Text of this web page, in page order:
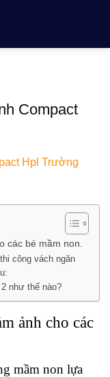
Compact
các bé mầm non.
công vách ngăn
như thế nào?
ảnh cho các
mầm non lựa